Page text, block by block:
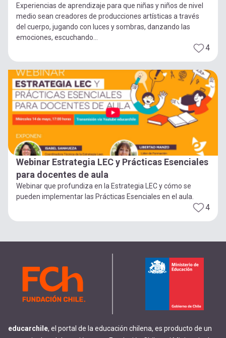
Experiencias de aprendizaje para que niñas y niños de nivel
medio sean creadores de producciones artísticas a través
del cuerpo, jugando con luces y sombras, danzando las
emociones, escuchando...
4
Webinar Estrategia LEC y Prácticas Esenciales
para docentes de aula
Webinar que profundiza en la Estrategia LEC y cómo se
pueden implementar las Prácticas Esenciales en el aula.
4
educarchile, el portal de la educación chilena, es producto de un